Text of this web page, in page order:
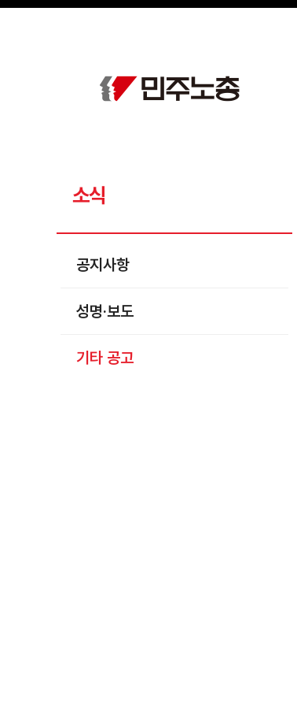
메뉴 건너뛰기
소식
공지사항
성명·보도
기타 공고
Sketchbook5, 스케치북5
Sketchbook5, 스케치북5